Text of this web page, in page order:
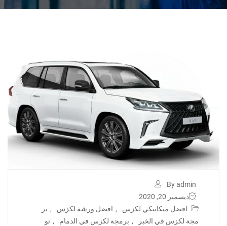
By admin
ديسمبر 20, 2020
افضل ميكانيكي لكزس
, افضل ورشة لكزس , بر
مجة لكزس في الخبر
, برمجة لكزس في الدمام , تو